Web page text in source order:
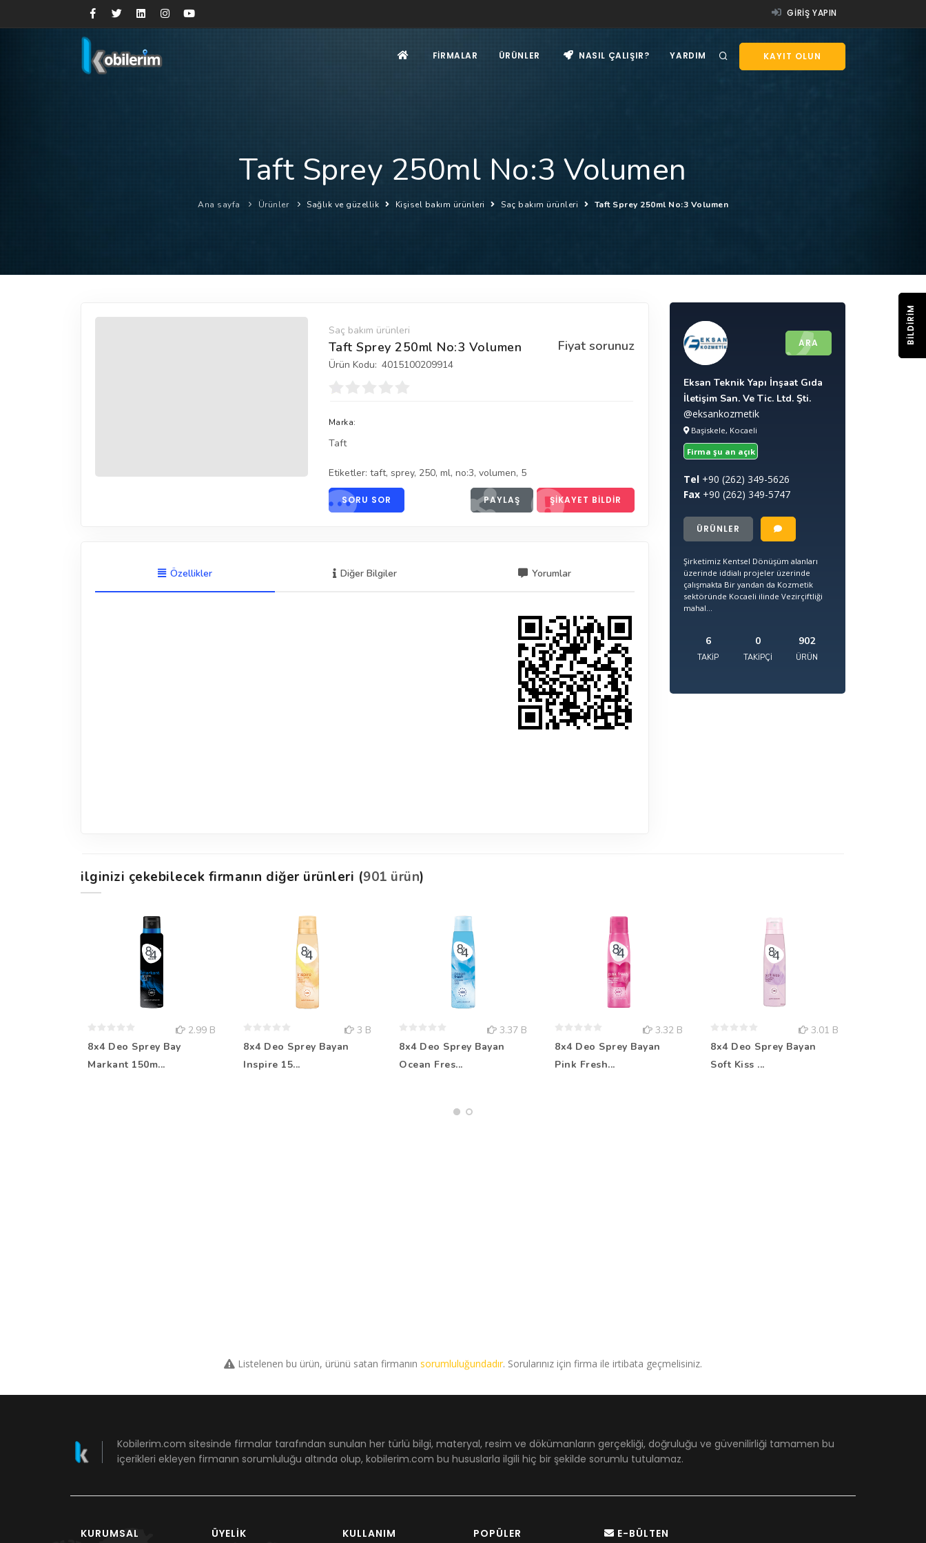
GIRIŞ YAPIN
KAYIT OLUN
FIRMALAR ÜRÜNLER NASIL ÇALIŞIR? YARDIM
Taft Sprey 250ml No:3 Volumen
Ana sayfa Ürünler Sağlık ve güzellik Kişisel bakım ürünleri Saç bakım ürünleri Taft Sprey 250ml No:3 Volumen
Saç bakım ürünleri
Fiyat sorunuz
Taft Sprey 250ml No:3 Volumen
Ürün Kodu: 4015100209914
Marka:
Taft
Etiketler: taft, sprey, 250, ml, no:3, volumen, 5
SORU SOR PAYLAŞ ŞIKAYET BILDIR
Özellikler Diğer Bilgiler Yorumlar
ARA
Eksan Teknik Yapı İnşaat Gıda
İletişim San. Ve Tic. Ltd. Şti.
@eksankozmetik
Başiskele, Kocaeli
Firma şu an açık
Tel +90 (262) 349-5626
Fax +90 (262) 349-5747
ÜRÜNLER
Şirketimiz Kentsel Dönüşüm alanları
üzerinde iddialı projeler üzerinde
çalışmakta Bir yandan da Kozmetik
sektöründe Kocaeli ilinde Vezirçiftliği
mahal...
6
TAKIP
0
TAKIPÇI
902
ÜRÜN
ilginizi çekebilecek firmanın diğer ürünleri (901 ürün)
2.99 B
8x4 Deo Sprey Bay
Markant 150m...
3 B
8x4 Deo Sprey Bayan
Inspire 15...
3.37 B
8x4 Deo Sprey Bayan
Ocean Fres...
3.32 B
8x4 Deo Sprey Bayan
Pink Fresh...
3.01 B
8x4 Deo Sprey Bayan
Soft Kiss ...
Listelenen bu ürün, ürünü satan firmanın sorumluluğundadır. Sorularınız için firma ile irtibata geçmelisiniz.
Kobilerim.com sitesinde firmalar tarafından sunulan her türlü bilgi, materyal, resim ve dökümanların gerçekliği, doğruluğu ve güvenilirliği tamamen bu
içerikleri ekleyen firmanın sorumluluğu altında olup, kobilerim.com bu hususlarla ilgili hiç bir şekilde sorumlu tutulamaz.
KURUMSAL ÜYELIK KULLANIM POPÜLER E-BÜLTEN
BILDIRIM